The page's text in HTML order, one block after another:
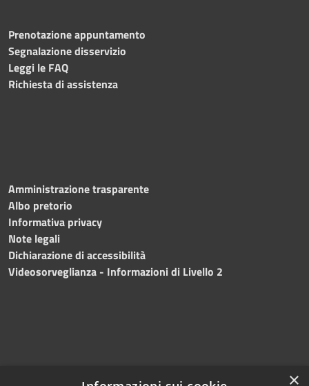
Prenotazione appuntamento
Segnalazione disservizio
Leggi le FAQ
Richiesta di assistenza
Amministrazione trasparente
Albo pretorio
Informativa privacy
Note legali
Dichiarazione di accessibilità
Videosorveglianza - Informazioni di Livello 2
×